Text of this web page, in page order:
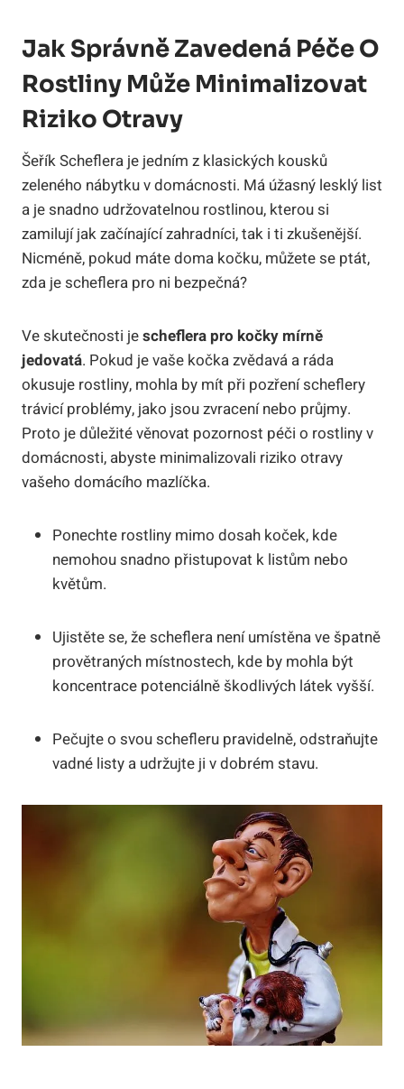
Jak Správně Zavedená Péče O
Rostliny Může Minimalizovat
Riziko Otravy
Šeřík Scheflera je jedním z klasických kousků
zeleného nábytku v domácnosti. Má úžasný lesklý list
a je snadno udržovatelnou rostlinou, kterou si
zamilují jak začínající zahradníci, tak i ti zkušenější.
Nicméně, pokud máte doma kočku, můžete se ptát,
zda je scheflera pro ni bezpečná?
Ve skutečnosti jescheflera pro kočky mírně
jedovatá. Pokud je vaše kočka zvědavá a ráda
okusuje rostliny, mohla by mít při pozření scheflery
trávicí problémy, jako jsou zvracení nebo průjmy.
Proto je důležité věnovat pozornost péči o rostliny v
domácnosti, abyste minimalizovali riziko otravy
vašeho domácího mazlíčka.
Ponechte rostliny mimo dosah koček, kde
nemohou snadno přistupovat k listům nebo
květům.
Ujistěte se, že scheflera není umístěna ve špatně
provětraných místnostech, kde by mohla být
koncentrace potenciálně škodlivých látek vyšší.
Pečujte o svou schefleru pravidelně, odstraňujte
vadné listy a udržujte ji v dobrém stavu.